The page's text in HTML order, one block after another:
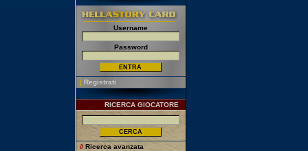
Username
Password
[ Registrati
RICERCA GIOCATORE
∂ Ricerca avanzata